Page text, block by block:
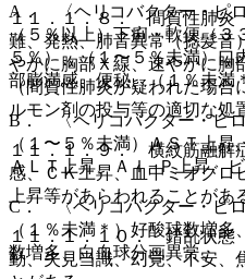
A． 〈ヘリコバクター・ピ
（５％以上）下痢・軟便（３
５％）、（１〜５％未満）口
部膨満感、便秘、（１％未満
B． 〈ヘリコバクター・ピロ
（１〜５％未満）ＡＳＴ上昇
ＡＬＴ上昇、Ａｌ−Ｐ上昇、
C． 〈ヘリコバクター・ピ
（１％未満＊）好酸球数増
数増多、白血球分画異常。
１１．１．８． 間質性肺炎
難、発熱、肺音異常（捻髪音
やかに胸部Ｘ線、速やかに胸
（間質性肺炎が疑われた場合
ルモン剤の投与等の適切な処
１１．１．９． 横紋筋融解
感、ＣＫ上昇、血中ミオグロ
上昇等があらわれることがあ
１１．１．１０． 錯乱状態
動、失見当識、幻覚、不安、